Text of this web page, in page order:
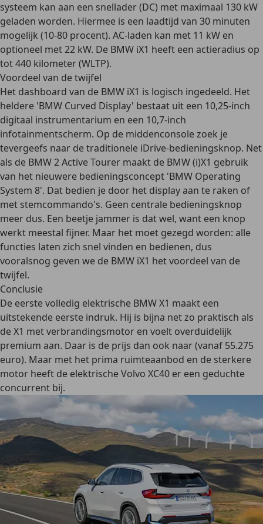
systeem kan aan een snellader (DC) met maximaal 130 kW
geladen worden. Hiermee is een laadtijd van 30 minuten
mogelijk (10-80 procent). AC-laden kan met 11 kW en
optioneel met 22 kW. De BMW iX1 heeft een actieradius op
tot 440 kilometer (WLTP).
Voordeel van de twijfel
Het dashboard van de BMW iX1 is logisch ingedeeld. Het
heldere 'BMW Curved Display' bestaat uit een 10,25-inch
digitaal instrumentarium en een 10,7-inch
infotainmentscherm. Op de middenconsole zoek je
tevergeefs naar de traditionele iDrive-bedieningsknop. Net
als de BMW 2 Active Tourer maakt de BMW (i)X1 gebruik
van het nieuwere bedieningsconcept 'BMW Operating
System 8'. Dat bedien je door het display aan te raken of
met stemcommando's. Geen centrale bedieningsknop
meer dus. Een beetje jammer is dat wel, want een knop
werkt meestal fijner. Maar het moet gezegd worden: alle
functies laten zich snel vinden en bedienen, dus
vooralsnog geven we de BMW iX1 het voordeel van de
twijfel.
Conclusie
De eerste volledig elektrische BMW X1 maakt een
uitstekende eerste indruk. Hij is bijna net zo praktisch als
de X1 met verbrandingsmotor en voelt overduidelijk
premium aan. Daar is de prijs dan ook naar (vanaf 55.275
euro). Maar met het prima ruimteaanbod en de sterkere
motor heeft de elektrische Volvo XC40 er een geduchte
concurrent bij.